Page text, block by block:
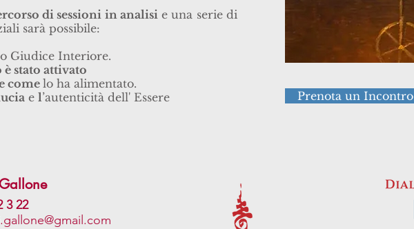
di sessioni in analisie una serie di
sarà possibile:
Giudice Interiore.
stato attivato
come lo ha alimentato.
e l’autenticità dell' Essere Prenota un Incontro
3 22